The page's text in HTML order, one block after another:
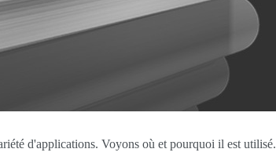
d'applications. Voyons où et pourquoi il est utilisé.